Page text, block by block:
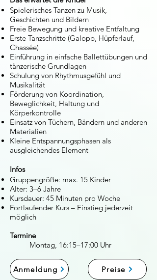
Spielerisches Tanzen zu Musik,
Geschichten und Bildern
Freie Bewegung und kreative Entfaltung
Erste Tanzschritte (Galopp, Hüpferlauf,
Chassée)
Einführung in einfache Ballettübungen und
tänzerische Grundlagen
Schulung von Rhythmusgefühl und
Musikalität
Förderung von Koordination,
Beweglichkeit, Haltung und
Körperkontrolle
Einsatz von Tüchern, Bändern und anderen
Materialien
Kleine Entspannungsphasen als
ausgleichendes Element
Infos
Gruppengröße: max. 15 Kinder
Alter: 3–6 Jahre
Kursdauer: 45 Minuten pro Woche
Fortlaufender Kurs – Einstieg jederzeit
möglich
Termine
Montag, 16:15–17:00 Uhr
Anmeldung Preise